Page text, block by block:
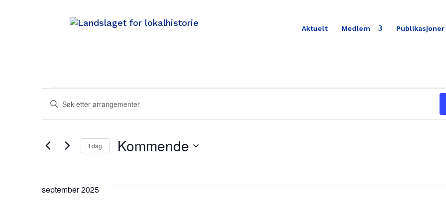
Aktuelt Medlem Publikasjoner
Arrangementer
Arrangementer
Search
Skriv
inn
Søk
I dag Kommende
september 2025